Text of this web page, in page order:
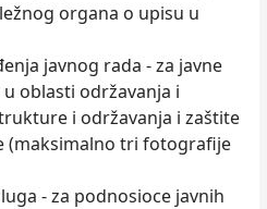
organa o upisu u
javnog rada - za javne
oblasti održavanja i
i održavanja i zaštite
(maksimalno tri fotografije
- za podnosioce javnih